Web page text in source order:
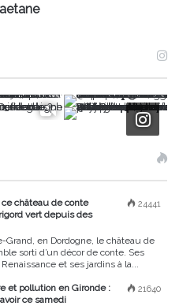
24441
ce château de conte
vert depuis des
Grand, en Dordogne, le château de
sorti d’un décor de conte. Ses
et ses jardins à la...
21640
et pollution en Gironde :
ce samedi